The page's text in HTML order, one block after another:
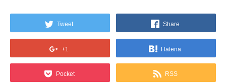
Tweet Share
+1 Hatena
Pocket RSS